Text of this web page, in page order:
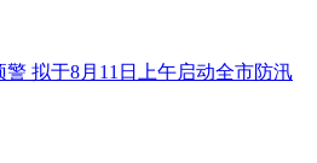
拟于8月11日上午启动全市防汛